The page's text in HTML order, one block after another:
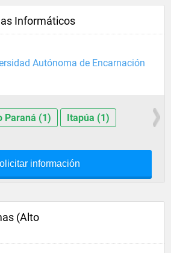
Informáticos
Autónoma de Encarnación
Paraná (1) Itapúa (1)
información
(Alto